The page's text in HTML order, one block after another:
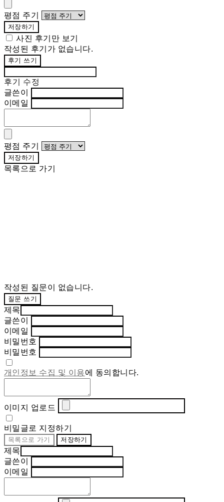
평점 주기
저장하기
사진 후기만 보기
작성된 후기가 없습니다.
후기 쓰기
후기 수정
글쓴이
이메일
평점 주기
저장하기
목록으로 가기
작성된 질문이 없습니다.
질문 쓰기
제목
글쓴이
이메일
비밀번호
비밀번호
개인정보 수집 및 이용에 동의합니다.
이미지 업로드
비밀글로 지정하기
목록으로 가기 저장하기
제목
글쓴이
이메일